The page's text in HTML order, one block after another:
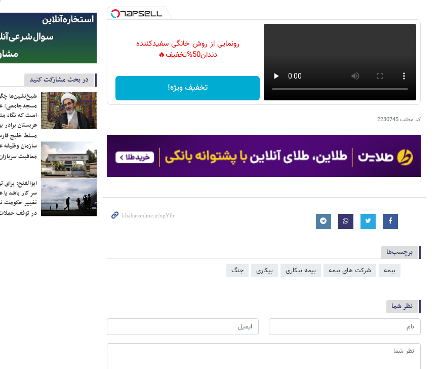
رونمایی از روش خانگی سفیدکننده
دندان50%تخفیف🔥
تخفیف ویژه!
کد مطلب2230745
برچسب‌ها
بیمه شرکت های بیمه بیمه بیکاری بیکاری جنگ
نظر شما
در بحث مشارکت کنید
شیخ‌نشین‌ها
مسجدجامعی:
است که نگاه
عربستان
مسلط خلیج
سازمان وظیفه
معافیت
ابوالفتح:
سر کار باشد یا
تغییر حکومت
در توقف